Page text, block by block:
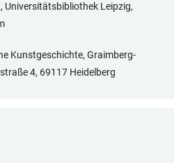
Universitätsbibliothek Leipzig,
Kunstgeschichte, Graimberg-
4, 69117 Heidelberg